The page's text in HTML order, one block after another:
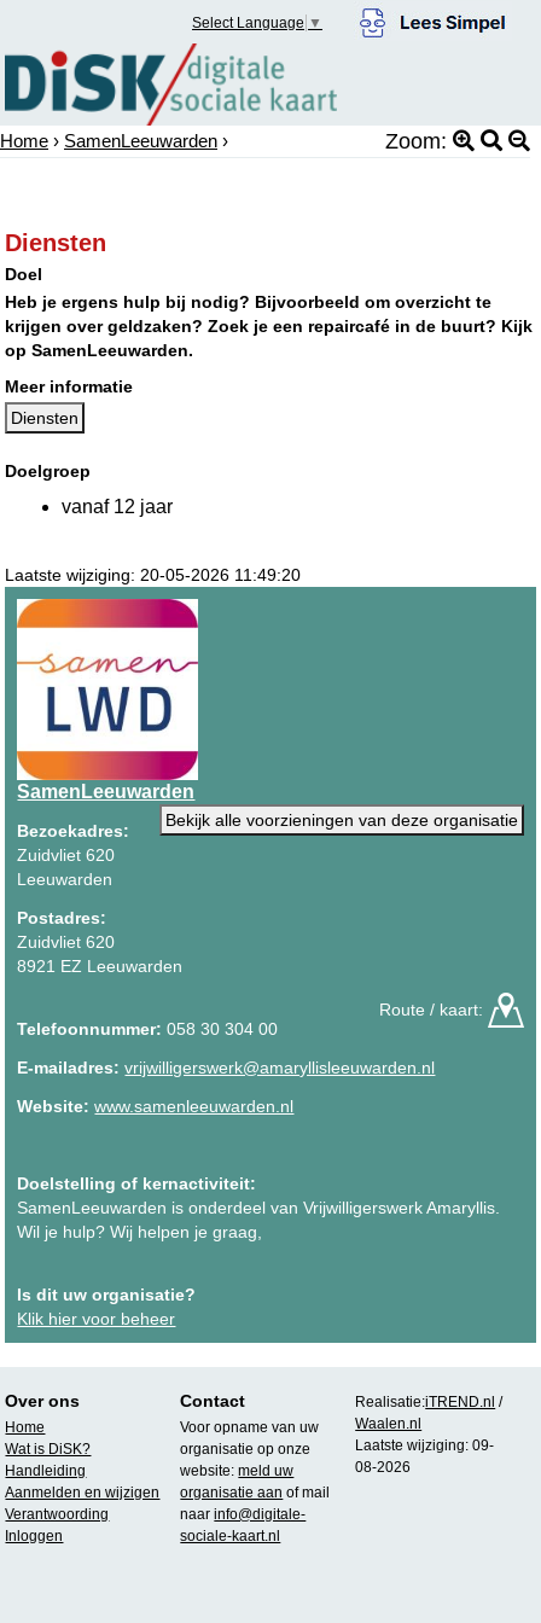
Select Language ▼
Home › SamenLeeuwarden › Zoom:
Diensten
Doel
Heb je ergens hulp bij nodig? Bijvoorbeeld om overzicht te
krijgen over geldzaken? Zoek je een repaircafé in de buurt? Kijk
op SamenLeeuwarden.
Meer informatie
Diensten
Doelgroep
vanaf 12 jaar
Laatste wijziging: 20-05-2026 11:49:20
SamenLeeuwarden
Bekijk alle voorzieningen van deze organisatie
Bezoekadres:
Zuidvliet 620
Leeuwarden
Postadres:
Zuidvliet 620
8921 EZ Leeuwarden
Route / kaart:
Telefoonnummer: 058 30 304 00
E-mailadres: vrijwilligerswerk@amaryllisleeuwarden.nl
Website: www.samenleeuwarden.nl
Doelstelling of kernactiviteit:
SamenLeeuwarden is onderdeel van Vrijwilligerswerk Amaryllis.
Wil je hulp? Wij helpen je graag,
Is dit uw organisatie?
Klik hier voor beheer
Over ons
Home
Wat is DiSK?
Handleiding
Aanmelden en wijzigen
Verantwoording
Inloggen
Contact
Voor opname van uw
organisatie op onze
website:meld uw
organisatie aan of mail
naarinfo@digitale-
sociale-kaart.nl
Realisatie:iTREND.nl /
Waalen.nl
Laatste wijziging: 09-
08-2026